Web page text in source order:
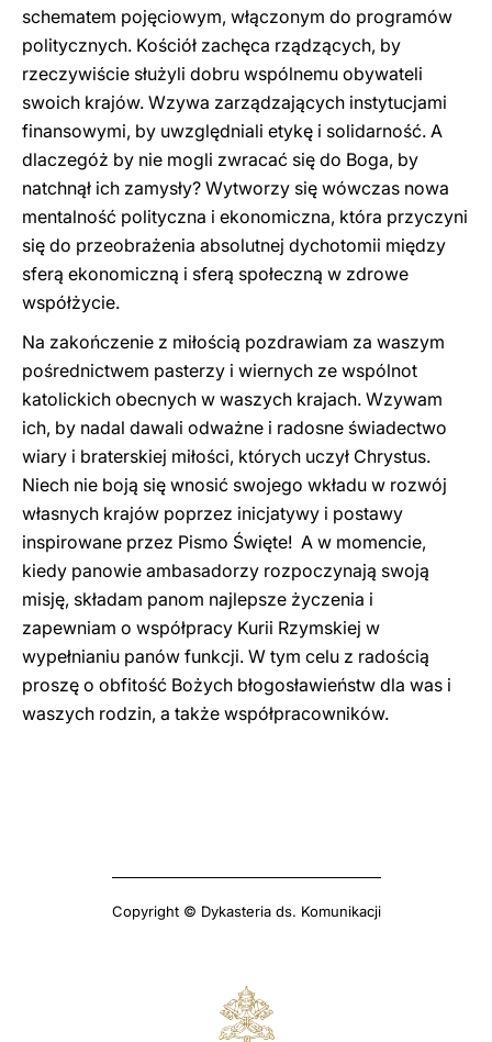
schematem pojęciowym, włączonym do programów
politycznych. Kościół zachęca rządzących, by
rzeczywiście służyli dobru wspólnemu obywateli
swoich krajów. Wzywa zarządzających instytucjami
finansowymi, by uwzględniali etykę i solidarność. A
dlaczegóż by nie mogli zwracać się do Boga, by
natchnął ich zamysły? Wytworzy się wówczas nowa
mentalność polityczna i ekonomiczna, która przyczyni
się do przeobrażenia absolutnej dychotomii między
sferą ekonomiczną i sferą społeczną w zdrowe
współżycie.
Na zakończenie z miłością pozdrawiam za waszym
pośrednictwem pasterzy i wiernych ze wspólnot
katolickich obecnych w waszych krajach. Wzywam
ich, by nadal dawali odważne i radosne świadectwo
wiary i braterskiej miłości, których uczył Chrystus.
Niech nie boją się wnosić swojego wkładu w rozwój
własnych krajów poprzez inicjatywy i postawy
inspirowane przez Pismo Święte! A w momencie,
kiedy panowie ambasadorzy rozpoczynają swoją
misję, składam panom najlepsze życzenia i
zapewniam o współpracy Kurii Rzymskiej w
wypełnianiu panów funkcji. W tym celu z radością
proszę o obfitość Bożych błogosławieństw dla was i
waszych rodzin, a także współpracowników.
Copyright © Dykasteria ds. Komunikacji